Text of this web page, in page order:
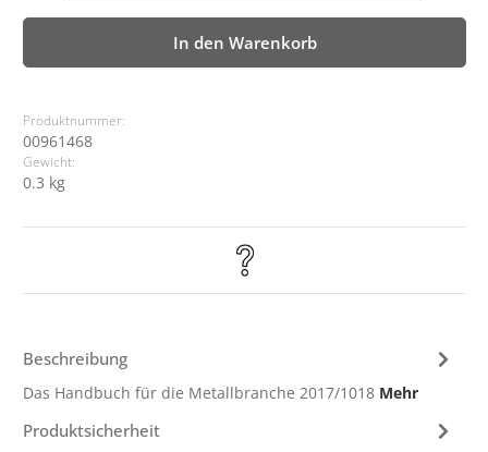
In den Warenkorb
Produktnummer:
00961468
Gewicht:
0.3 kg
Beschreibung
Das Handbuch für die Metallbranche 2017/1018 Mehr
Produktsicherheit